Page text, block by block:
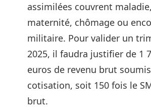
assimilées couvrent maladie,
maternité, chômage ou
militaire. Pour valider un
2025, il faudra justifier de 1
euros de revenu brut
cotisation, soit 150 fois le
brut.